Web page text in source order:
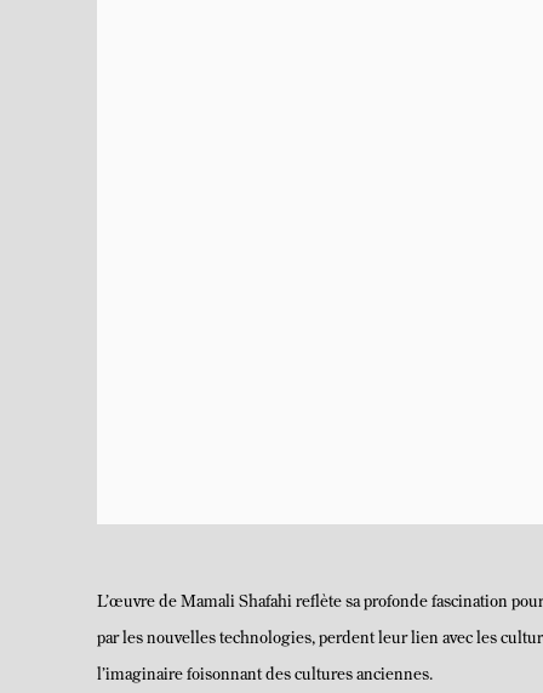
L’œuvre de Mamali Shafahi reflète sa profonde fascination
par les nouvelles technologies, perdent leur lien avec les
l’imaginaire foisonnant des cultures anciennes.